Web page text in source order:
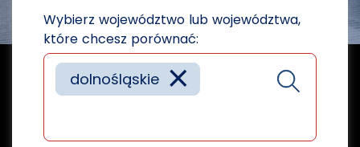
Wybierz województwo lub województwa,
które chcesz porównać:
×
dolnośląskie